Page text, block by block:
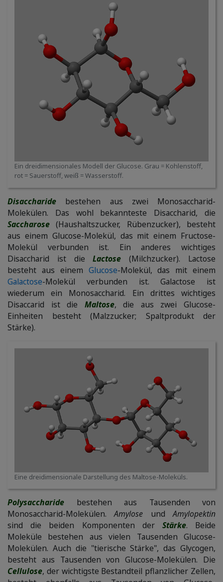
Ein dreidimensionales Modell der Glucose. Grau = Kohlenstoff,
rot = Sauerstoff, weiß = Wasserstoff.
Disaccharide bestehen aus zwei Monosaccharid-
Molekülen. Das wohl bekannteste Disaccharid, die
Saccharose (Haushaltszucker, Rübenzucker), besteht
aus einem Glucose-Molekül, das mit einem Fructose-
Molekül verbunden ist. Ein anderes wichtiges
Disaccharid ist dieLactose (Milchzucker). Lactose
besteht aus einem Glucose-Molekül, das mit einem
Galactose-Molekül verbunden ist. Galactose ist
wiederum ein Monosaccharid. Ein drittes wichtiges
Disaccarid ist die Maltose, die aus zwei Glucose-
Einheiten besteht (Malzzucker; Spaltprodukt der
Stärke).
Eine dreidimensionale Darstellung des Maltose-Moleküls.
Polysaccharide bestehen aus Tausenden von
Monosaccharid-Molekülen.Amylose undAmylopektin
sind die beiden Komponenten der Stärke. Beide
Moleküle bestehen aus vielen Tausenden Glucose-
Molekülen. Auch die "tierische Stärke", das Glycogen,
besteht aus Tausenden von Glucose-Molekülen. Die
Cellulose, der wichtigste Bestandteil pflanzlicher Zellen,